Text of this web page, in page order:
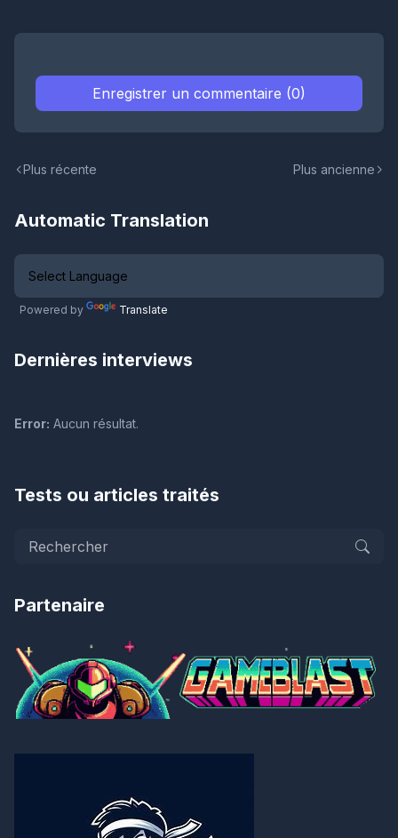
Enregistrer un commentaire (0)
Plus récente Plus ancienne
Automatic Translation
Powered by Translate
Dernières interviews
Error: Aucun résultat.
Tests ou articles traités
Partenaire